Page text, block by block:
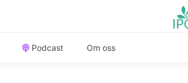
Podcast Om oss